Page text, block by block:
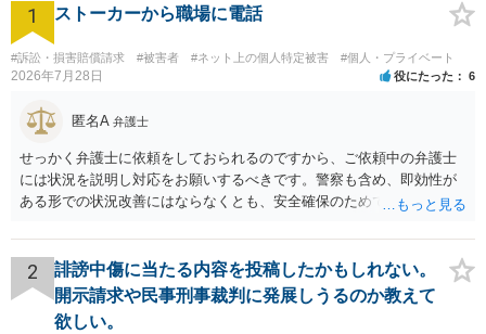
1 ストーカーから職場に電話
#訴訟・損害賠償請求 #被害者 #ネット上の個人特定被害 #個人・プライベート
2026年7月28日 役にたった 6
匿名A 弁護士
せっかく弁護士に依頼をしておられるのですから、ご依頼中の弁護士
には状況を説明し対応をお願いするべきです。警察も含め、即効性が
ある形での状況改善にはならなくとも、安全確保のためできることは
2
誹謗中傷に当たる内容を投稿したかもしれない。
開示請求や民事刑事裁判に発展しうるのか教えて
欲しい。